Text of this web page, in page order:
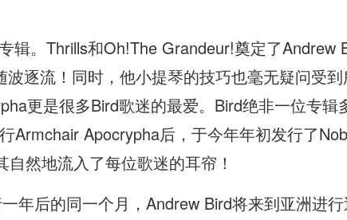
辑。Thrills和Oh!The Grandeur!奠定了Andrew
逐流！同时，他小提琴的技巧也毫无疑问受
更是很多Bird歌迷的最爱。Bird绝非一位专辑
Armchair Apocrypha后，于今年年初发行了
然地流入了每位歌迷的耳帘！
年后的同一个月，Andrew Bird将来到亚洲进行